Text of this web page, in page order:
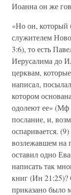
Иоанна он же
«Но он, который
служителем
3:6), то есть
Иерусалима до
церквам,
написал,
котором
одолеют ее» (Мф
послание, и,
оспаривается.
возлежавшем на
оставил одно
написать так
книг (Ин 21:25)?
приказано было